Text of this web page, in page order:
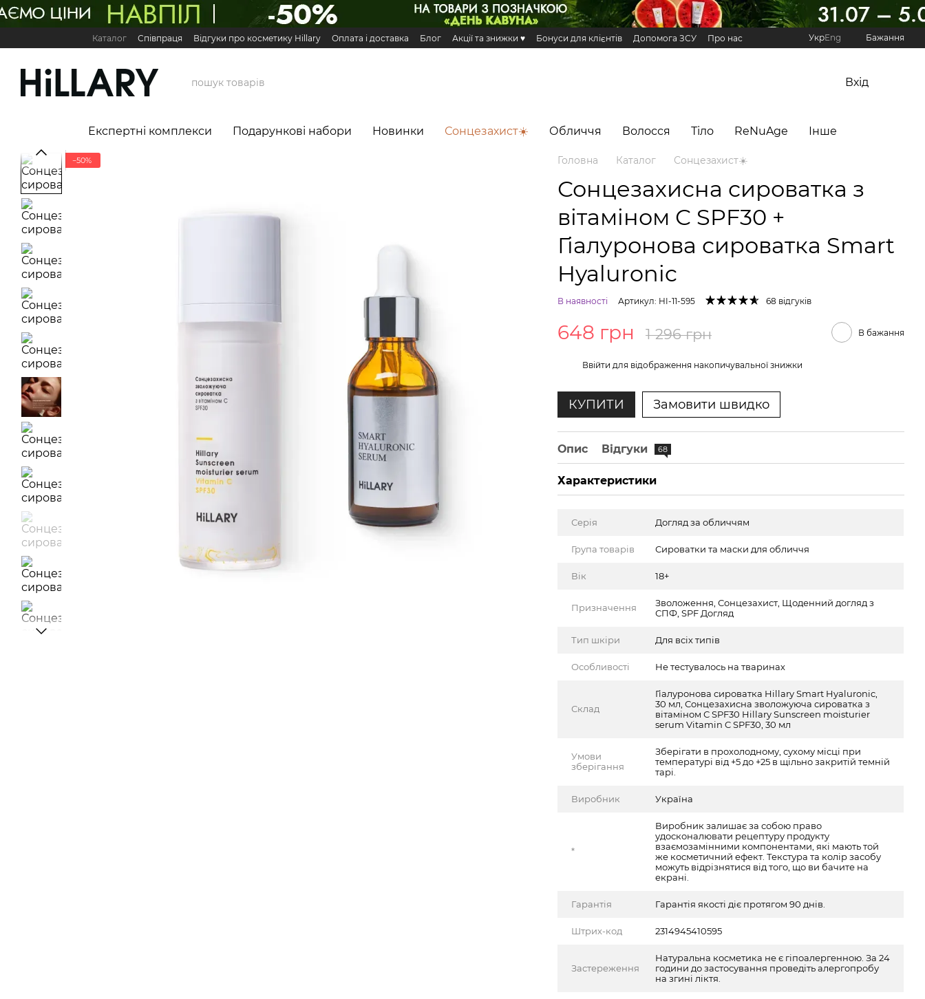
Перейти до основного контенту
Каталог Співпраця Відгуки про косметику Hillary Оплата і доставка Блог Акції та знижки ♥️ Бонуси для клієнтів Допомога ЗСУ
Про нас
Карʼєра в Hillary
Контактна інформація Обмін та повернення Публічна оферта Еко сертифікати і сертифікація
Реферальна програма Hillary
УкрEng Бажання
Вхід
Експертні комплекси Подарункові набори Новинки Сонцезахист☀️ Обличчя Волосся Тіло ReNuAge Інше
−50% Головна Каталог Сонцезахист☀️
Сонцезахисна сироватка з
вітаміном С SPF30 +
Гіалуронова сироватка Smart
Hyaluronic
В наявності Артикул: HI-11-595 68 відгуків
648 грн 1 296 грн В бажання
Ввійти для відображення накопичувальної знижки
КУПИТИ Замовити швидко
Опис Відгуки 68
Характеристики
Серія Догляд за обличчям
Група товарів Сироватки та маски для обличчя
Вік 18+
Призначення
Зволоження, Сонцезахист, Щоденний догляд з
СПФ, SPF Догляд
Тип шкіри Для всіх типів
Особливості Не тестувалось на тваринах
Склад
Гіалуронова сироватка Hillary Smart Hyaluronic,
30 мл, Сонцезахисна зволожуюча сироватка з
вітаміном С SPF30 Hillary Sunscreen moisturier
serum Vitamin C SPF30, 30 мл
Умови
зберігання
Зберігати в прохолодному, сухому місці при
температурі від +5 до +25 в щільно закритій темній
тарі.
Виробник Україна
*
Виробник залишає за собою право
удосконалювати рецептуру продукту
взаємозамінними компонентами, які мають той
же косметичний ефект. Текстура та колір засобу
можуть відрізнятися від того, що ви бачите на
екрані.
Гарантія Гарантія якості діє протягом 90 днів.
Штрих-код 2314945410595
Застереження
Натуральна косметика не є гіпоалергенною. За 24
години до застосування проведіть алергопробу
на згині ліктя.